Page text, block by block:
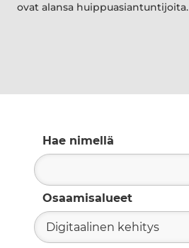
ovat alansa huippuasiantuntijoita.
Hae nimellä
Osaamisalueet
Digitaalinen kehitys